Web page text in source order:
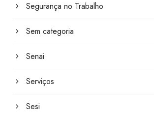
Segurança no Trabalho
Sem categoria
Senai
Serviços
Sesi